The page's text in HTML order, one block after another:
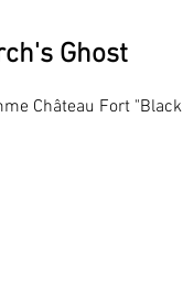
Ghost
Château Fort "Black